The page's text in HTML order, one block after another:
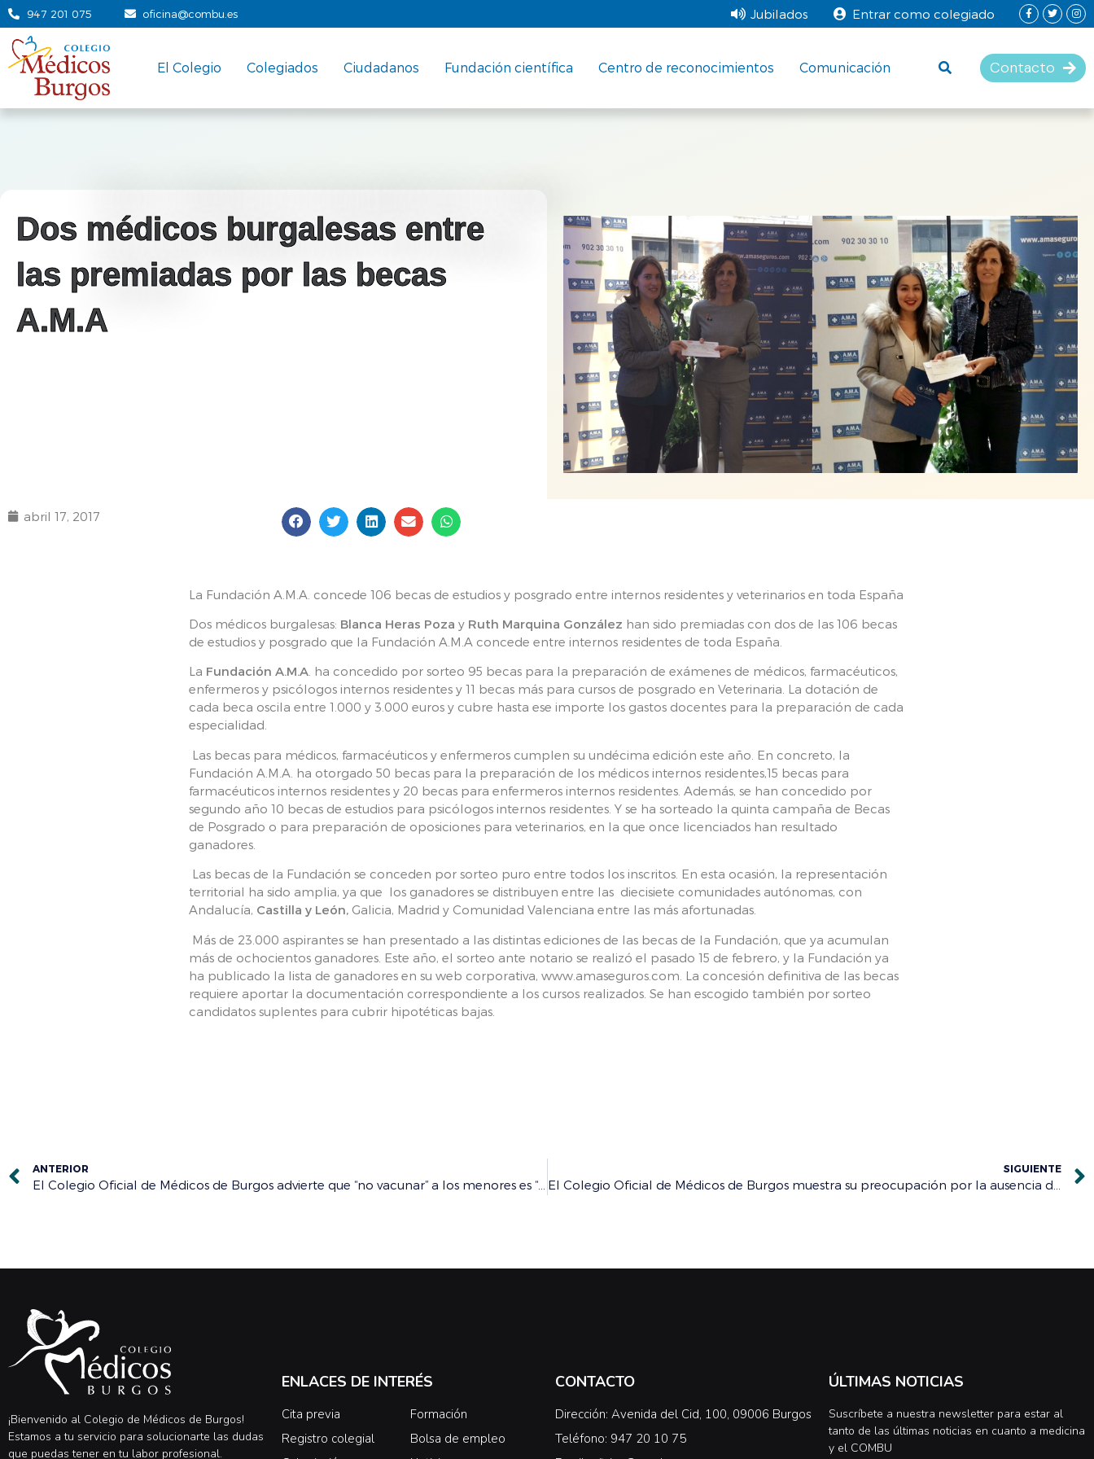
947 201 075 oficina@combu.es Jubilados Entrar como colegiado
El Colegio Colegiados Ciudadanos Fundación científica Centro de reconocimientos Comunicación Contacto
Dos médicos burgalesas entre
las premiadas por las becas
A.M.A
abril 17, 2017
La Fundación A.M.A. concede 106 becas de estudios y posgrado entre internos residentes y veterinarios en toda España
Dos médicos burgalesas: Blanca Heras Poza y Ruth Marquina González han sido premiadas con dos de las 106 becas
de estudios y posgrado que la Fundación A.M.A concede entre internos residentes de toda España.
La Fundación A.M.A . ha concedido por sorteo 95 becas para la preparación de exámenes de médicos, farmacéuticos,
enfermeros y psicólogos internos residentes y 11 becas más para cursos de posgrado en Veterinaria. La dotación de
cada beca oscila entre 1.000 y 3.000 euros y cubre hasta ese importe los gastos docentes para la preparación de cada
especialidad.
Las becas para médicos, farmacéuticos y enfermeros cumplen su undécima edición este año. En concreto, la
Fundación A.M.A. ha otorgado 50 becas para la preparación de los médicos internos residentes,15 becas para
farmacéuticos internos residentes y 20 becas para enfermeros internos residentes. Además, se han concedido por
segundo año 10 becas de estudios para psicólogos internos residentes. Y se ha sorteado la quinta campaña de Becas
de Posgrado o para preparación de oposiciones para veterinarios, en la que once licenciados han resultado
ganadores.
Las becas de la Fundación se conceden por sorteo puro entre todos los inscritos. En esta ocasión, la representación
territorial ha sido amplia, ya que los ganadores se distribuyen entre las diecisiete comunidades autónomas, con
Andalucía, Castilla y León, Galicia, Madrid y Comunidad Valenciana entre las más afortunadas.
Más de 23.000 aspirantes se han presentado a las distintas ediciones de las becas de la Fundación, que ya acumulan
más de ochocientos ganadores. Este año, el sorteo ante notario se realizó el pasado 15 de febrero, y la Fundación ya
ha publicado la lista de ganadores en su web corporativa, www.amaseguros.com. La concesión definitiva de las becas
requiere aportar la documentación correspondiente a los cursos realizados. Se han escogido también por sorteo
candidatos suplentes para cubrir hipotéticas bajas.
ANTERIOR SIGUIENTE
¡Bienvenido al Colegio de Médicos de Burgos!
Estamos a tu servicio para solucionarte las dudas
que puedas tener en tu labor profesional.
ENLACES DE INTERÉS
Cita previa
Registro colegial
Formación
Bolsa de empleo
CONTACTO
Dirección: Avenida del Cid, 100, 09006 Burgos
Teléfono: 947 20 10 75
ÚLTIMAS NOTICIAS
Suscríbete a nuestra newsletter para estar al
tanto de las últimas noticias en cuanto a medicina
y el COMBU